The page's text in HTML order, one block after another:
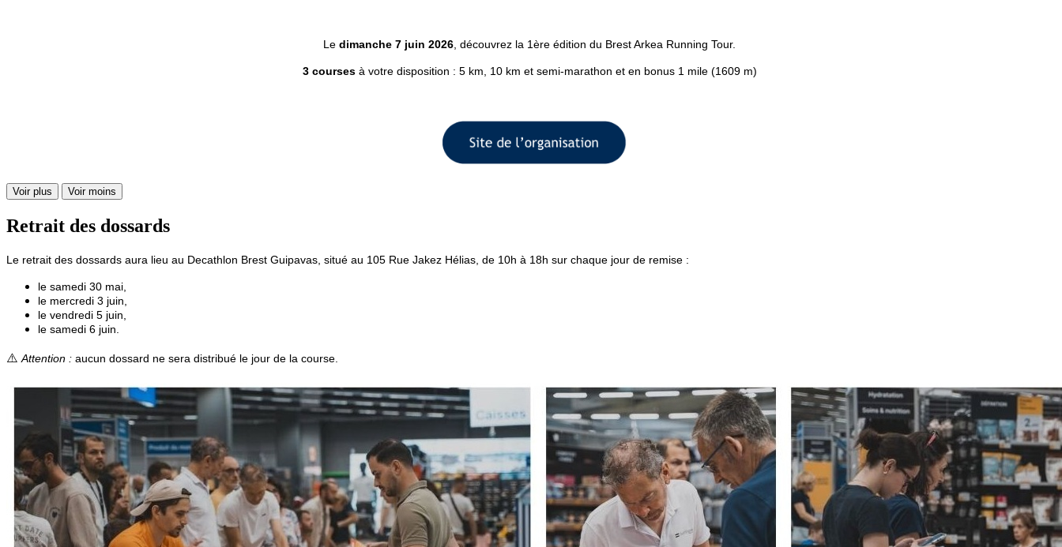
Le dimanche 7 juin 2026 , découvrez la 1ère édition du Brest Arkea Running Tour.
3 coursesà votre disposition : 5 km, 10 km et semi-marathon et en bonus 1 mile (1609 m)
Voir plus Voir moins
Retrait des dossards
Le retrait des dossards aura lieu au Decathlon Brest Guipavas, situé au 105 Rue Jakez Hélias, de 10h à 18h sur chaque jour de remise :
le samedi 30 mai,
le mercredi 3 juin,
le vendredi 5 juin,
le samedi 6 juin.
⚠️ Attention : aucun dossard ne sera distribué le jour de la course.